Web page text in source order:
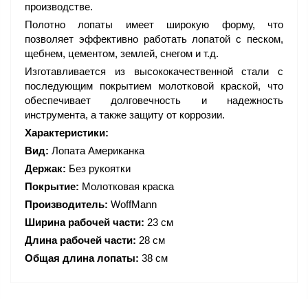
производстве.
Полотно лопаты имеет широкую форму, что
позволяет эффективно работать лопатой с песком,
щебнем, цементом, землей, снегом и т.д.
Изготавливается из высококачественной стали с
последующим покрытием молотковой краской, что
обеспечивает долговечность и надежность
инструмента, а также защиту от коррозии.
Характеристики:
Вид: Лопата Американка
Держак: Без рукоятки
Покрытие: Молотковая краска
Производитель: WoffMann
Ширина рабочей части: 23 см
Длина рабочей части: 28 см
Общая длина лопаты: 38 см